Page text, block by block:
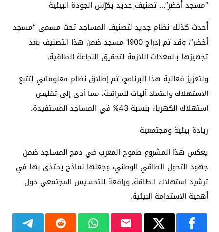
“مسجد أخضر”… تصنيف جديد يكرّس الجودة البيئية
أُحدث كذلك نظام جديد لتصنيف المساجد تحت مسمى “مسجد
أخضر”، وقد تم إدراج 1900 مسجد ضمن هذا التصنيف بعد
تجهيزها بالمعدات اللازمة لتحقيق النجاعة الطاقية.
ولتعزيز فعالية هذا البرنامج، تم إطلاق نظام معلوماتي لتتبع
الاستهلاك واعتماد آليات للمراقبة، مما أدى إلى تقليص
استهلاك الكهرباء بنسبة 43% في المساجد المستفيدة.
ريادة بيئية ومجتمعية
يعكس هذا المشروع طموح المغرب في دمج المساجد ضمن
جهود التحول الطاقي الوطني، وجعلها نماذج يحتذى بها في
ترشيد استهلاك الطاقة، ورافعة للتحسيس المجتمعي حول
أهمية الاستدامة البيئية.